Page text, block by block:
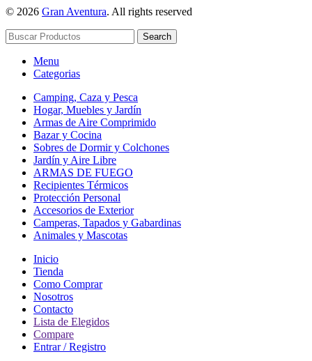
© 2026 Gran Aventura. All rights reserved
Search
Menu
Categorias
Camping, Caza y Pesca
Hogar, Muebles y Jardín
Armas de Aire Comprimido
Bazar y Cocina
Sobres de Dormir y Colchones
Jardín y Aire Libre
ARMAS DE FUEGO
Recipientes Térmicos
Protección Personal
Accesorios de Exterior
Camperas, Tapados y Gabardinas
Animales y Mascotas
Inicio
Tienda
Como Comprar
Nosotros
Contacto
Lista de Elegidos
Compare
Entrar / Registro